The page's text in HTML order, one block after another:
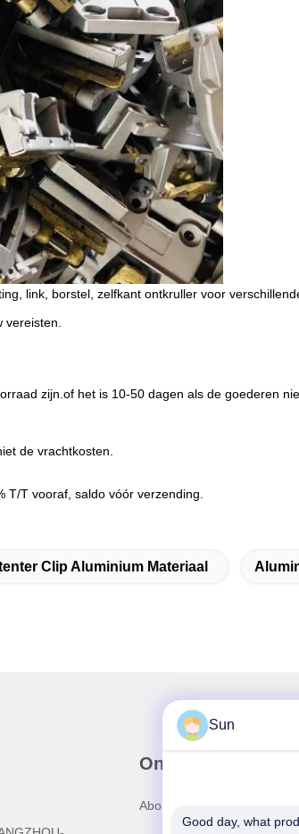
link, borstel, zelfkant ontkruller voor
zijn.of het is 10-50 dagen als de goederen
de vrachtkosten.
T/T vooraf, saldo vóór verzending.
Clip Aluminium Materiaal
Onze Nieuwsbrief
Abonneer u op onze
Sun
Good day, what